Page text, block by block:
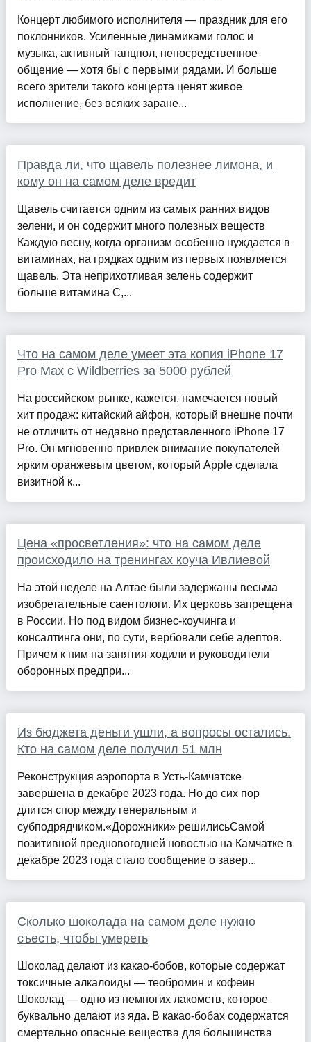
Концерт любимого исполнителя — праздник для его
поклонников. Усиленные динамиками голос и
музыка, активный танцпол, непосредственное
общение — хотя бы с первыми рядами. И больше
всего зрители такого концерта ценят живое
исполнение, без всяких заране...
Правда ли, что щавель полезнее лимона, и
кому он на самом деле вредит
Щавель считается одним из самых ранних видов
зелени, и он содержит много полезных веществ
Каждую весну, когда организм особенно нуждается в
витаминах, на грядках одним из первых появляется
щавель. Эта неприхотливая зелень содержит
больше витамина С,...
Что на самом деле умеет эта копия iPhone 17
Pro Max с Wildberries за 5000 рублей
На российском рынке, кажется, намечается новый
хит продаж: китайский айфон, который внешне почти
не отличить от недавно представленного iPhone 17
Pro. Он мгновенно привлек внимание покупателей
ярким оранжевым цветом, который Apple сделала
визитной к...
Цена «просветления»: что на самом деле
происходило на тренингах коуча Ивлиевой
На этой неделе на Алтае были задержаны весьма
изобретательные саентологи. Их церковь запрещена
в России. Но под видом бизнес-коучинга и
консалтинга они, по сути, вербовали себе адептов.
Причем к ним на занятия ходили и руководители
оборонных предпри...
Из бюджета деньги ушли, а вопросы остались.
Кто на самом деле получил 51 млн
Реконструкция аэропорта в Усть-Камчатске
завершена в декабре 2023 года. Но до сих пор
длится спор между генеральным и
субподрядчиком.«Дорожники» решилисьСамой
позитивной предновогодней новостью на Камчатке в
декабре 2023 года стало сообщение о завер...
Сколько шоколада на самом деле нужно
съесть, чтобы умереть
Шоколад делают из какао-бобов, которые содержат
токсичные алкалоиды — теобромин и кофеин
Шоколад — одно из немногих лакомств, которое
буквально делают из яда. В какао-бобах содержатся
смертельно опасные вещества для большинства